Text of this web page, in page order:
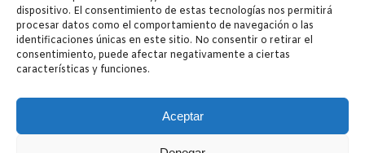
dispositivo. El consentimiento de estas tecnologías nos permitirá
procesar datos como el comportamiento de navegación o las
identificaciones únicas en este sitio. No consentir o retirar el
consentimiento, puede afectar negativamente a ciertas
características y funciones.
Aceptar